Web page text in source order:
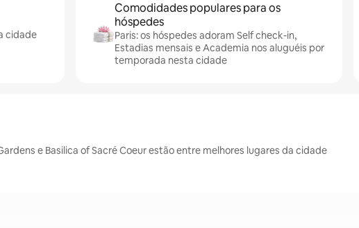
cidade
Comodidades populares para os
hóspedes
Paris: os hóspedes adoram Self check-in,
Estadias mensais e Academia nos aluguéis por
temporada nesta cidade
e Basilica of Sacré Coeur estão entre melhores lugares da cidade